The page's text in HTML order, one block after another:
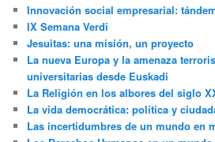
Innovación social empresarial:
IX Semana Verdi
Jesuitas: una misión, un proyecto
La nueva Europa y la amenaza
universitarias desde Euskadi
La Religión en los albores del siglo
La vida democrática: política y
Las incertidumbres de un mundo en